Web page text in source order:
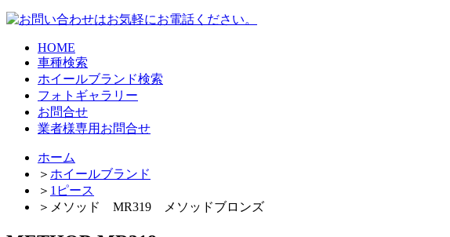
HOME
車種検索
ホイールブランド検索
フォトギャラリー
お問合せ
業者様専用お問合せ
ホーム
＞ ホイールブランド
＞ 1ピース
＞ メソッド MR319 メソッドブロンズ